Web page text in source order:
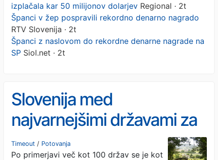
izplačala kar 50 milijonov dolarjev Regional · 2t
Španci v žep pospravili rekordno denarno nagrado
RTV Slovenija · 2t
Španci z naslovom do rekordne denarne nagrade na
SP Siol.net · 2t
Slovenija med
najvarnejšimi državami za
tiste, ki potujejo sami
Timeout / Potovanja
Po primerjavi več kot 100 držav se je kot